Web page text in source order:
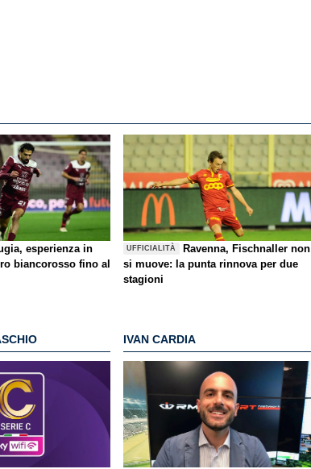
esperienza in
biancorosso fino al
UFFICIALITÀ
Ravenna, Fischnaller non
si muove: la punta rinnova per due
stagioni
IVAN CARDIA